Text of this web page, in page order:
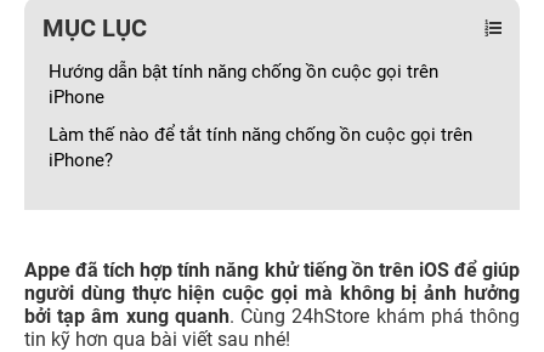
MỤC LỤC
Hướng dẫn bật tính năng chống ồn cuộc gọi trên
iPhone
Làm thế nào để tắt tính năng chống ồn cuộc gọi trên
iPhone?
Appe đã tích hợp tính năng khử tiếng ồn trên iOS để giúp
người dùng thực hiện cuộc gọi mà không bị ảnh hưởng
bởi tạp âm xung quanh. Cùng 24hStore khám phá thông
tin kỹ hơn qua bài viết sau nhé!